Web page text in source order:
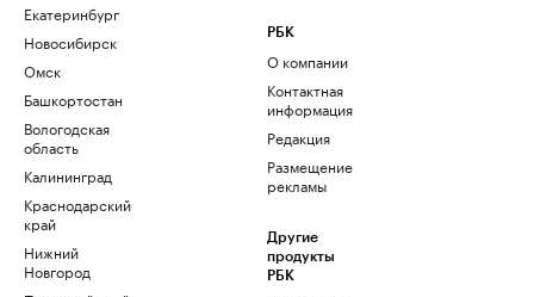
Екатеринбург
Новосибирск
Омск
Башкортостан
Вологодская
область
Калининград
Краснодарский
край
Нижний
Новгород
РБК
О компании
Контактная
информация
Редакция
Размещение
рекламы
Другие
продукты
РБК